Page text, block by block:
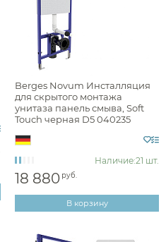
Berges Novum Инсталляция
для скрытого монтажа
унитаза панель смыва, Soft
Touch черная D5 040235
Наличие:21 шт.
18 880 руб.
В корзину